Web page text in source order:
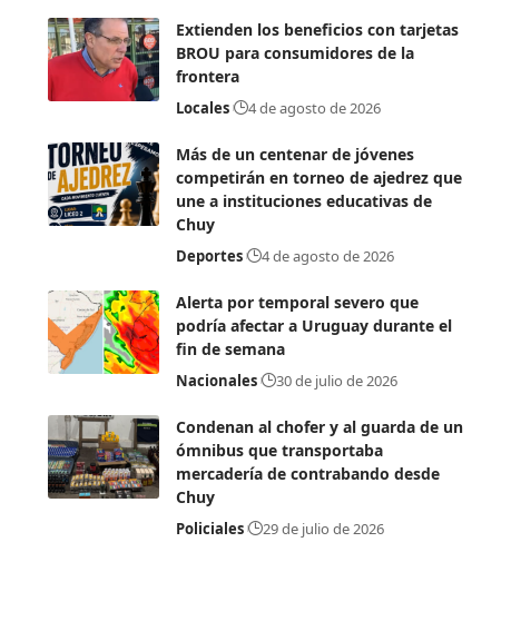
Extienden los beneficios con tarjetas
BROU para consumidores de la
frontera
Locales 4 de agosto de 2026
Más de un centenar de jóvenes
competirán en torneo de ajedrez que
une a instituciones educativas de
Chuy
Deportes 4 de agosto de 2026
Alerta por temporal severo que
podría afectar a Uruguay durante el
fin de semana
Nacionales 30 de julio de 2026
Condenan al chofer y al guarda de un
ómnibus que transportaba
mercadería de contrabando desde
Chuy
Policiales 29 de julio de 2026